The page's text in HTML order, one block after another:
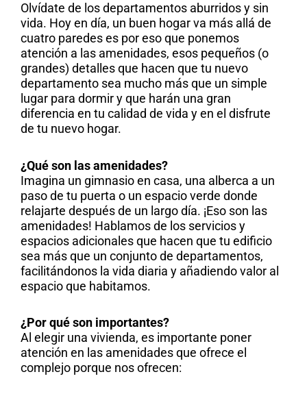
Olvídate de los departamentos aburridos y sin
vida. Hoy en día, un buen hogar va más allá de
cuatro paredes es por eso que ponemos
atención a las amenidades, esos pequeños (o
grandes) detalles que hacen que tu nuevo
departamento sea mucho más que un simple
lugar para dormir y que harán una gran
diferencia en tu calidad de vida y en el disfrute
de tu nuevo hogar.
¿Qué son las amenidades?
Imagina un gimnasio en casa, una alberca a un
paso de tu puerta o un espacio verde donde
relajarte después de un largo día. ¡Eso son las
amenidades! Hablamos de los servicios y
espacios adicionales que hacen que tu edificio
sea más que un conjunto de departamentos,
facilitándonos la vida diaria y añadiendo valor al
espacio que habitamos.
¿Por qué son importantes?
Al elegir una vivienda, es importante poner
atención en las amenidades que ofrece el
complejo porque nos ofrecen: